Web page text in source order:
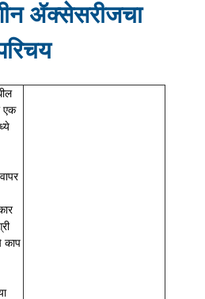
ॲक्सेसरीजचा
एक
काप